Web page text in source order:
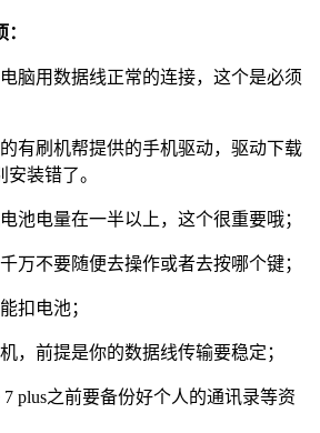
：
脑用数据线正常的连接，这个是必须
有刷机帮提供的手机驱动，驱动下载
装错了。
池电量在一半以上，这个很重要哦；
万不要随便去操作或者去按哪个键；
扣电池；
，前提是你的数据线传输要稳定；
7 plus之前要备份好个人的通讯录等资